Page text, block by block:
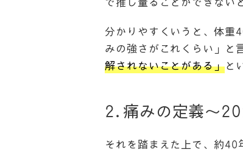
分かりやすくいうと、体重
みの強さがこれくらい」と
解されないことがある」と
2.痛みの定義〜
それを踏まえた上で、約40